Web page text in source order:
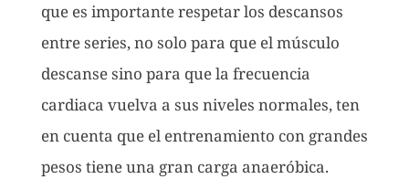
que es importante respetar los descansos
entre series, no solo para que el músculo
descanse sino para que la frecuencia
cardiaca vuelva a sus niveles normales, ten
en cuenta que el entrenamiento con grandes
pesos tiene una gran carga anaeróbica.